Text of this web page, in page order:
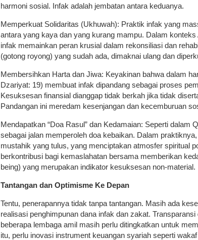
harmoni sosial. Infak adalah jembatan antara keduanya.
Memperkuat Solidaritas (Ukhuwah): Praktik infak yang
antara yang kaya dan yang kurang mampu. Dalam
infak memainkan peran krusial dalam rekonsiliasi dan
(gotong royong) yang sudah ada, dimaknai ulang dan
Membersihkan Harta dan Jiwa: Keyakinan bahwa dalam
Dzariyat: 19) membuat infak dipandang sebagai proses
Kesuksesan finansial dianggap tidak berkah jika tidak
Pandangan ini meredam kesenjangan dan kecemburuan
Mendapatkan “Doa Rasul” dan Kedamaian: Seperti dalam
sebagai jalan memperoleh doa kebaikan. Dalam
mustahik yang tulus, yang menciptakan atmosfer spiritual
berkontribusi bagi kemaslahatan bersama memberikan
being) yang merupakan indikator kesuksesan non-material.
Tantangan dan Optimisme Ke Depan
Tentu, penerapannya tidak tanpa tantangan. Masih ada
realisasi penghimpunan dana infak dan zakat.
beberapa lembaga amil masih perlu ditingkatkan untuk
itu, perlu inovasi instrument keuangan syariah seperti